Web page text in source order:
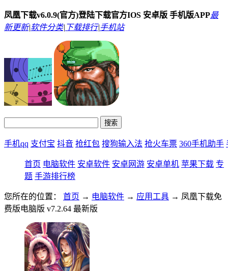
凤凰下载v6.0.9(官方)登陆下载官方IOS 安卓版 手机版APP最
新更新|软件分类| 下载排行|手机站
手机qq 支付宝 抖音 抢红包 搜狗输入法 抢火车票 360手机助手
首页 电脑软件 安卓软件 安卓网游 安卓单机 苹果下载 专
题 手游排行榜
您所在的位置： 首页 → 电脑软件 → 应用工具 → 凤凰下载免
费版电脑版 v7.2.64 最新版